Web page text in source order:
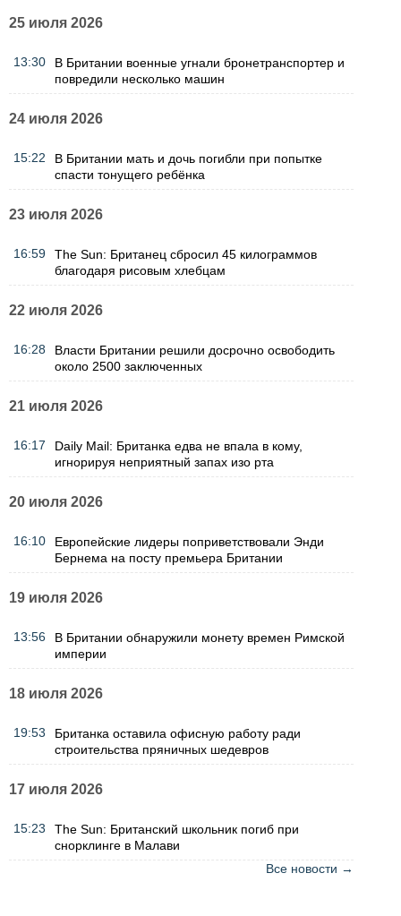
25 июля 2026
13:30
В Британии военные угнали бронетранспортер и
повредили несколько машин
24 июля 2026
15:22
В Британии мать и дочь погибли при попытке
спасти тонущего ребёнка
23 июля 2026
16:59
The Sun: Британец сбросил 45 килограммов
благодаря рисовым хлебцам
22 июля 2026
16:28
Власти Британии решили досрочно освободить
около 2500 заключенных
21 июля 2026
16:17
Daily Mail: Британка едва не впала в кому,
игнорируя неприятный запах изо рта
20 июля 2026
16:10
Европейские лидеры поприветствовали Энди
Бернема на посту премьера Британии
19 июля 2026
13:56
В Британии обнаружили монету времен Римской
империи
18 июля 2026
19:53
Британка оставила офисную работу ради
строительства пряничных шедевров
17 июля 2026
15:23
The Sun: Британский школьник погиб при
снорклинге в Малави
Все новости →